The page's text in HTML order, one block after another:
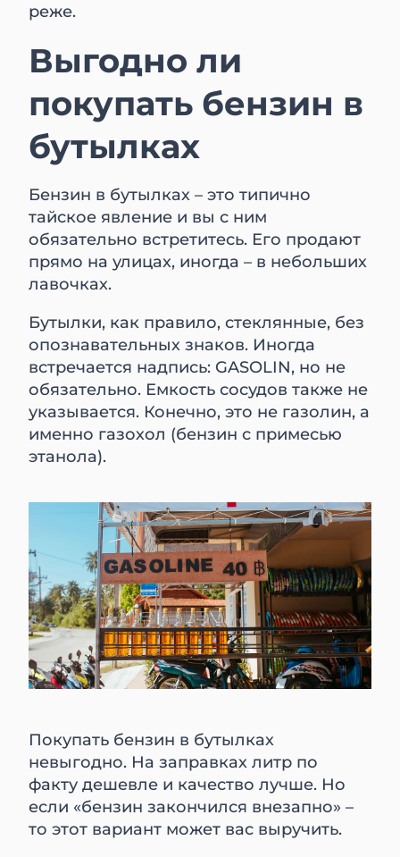
реже.
Выгодно ли
покупать бензин в
бутылках
Бензин в бутылках – это типично
тайское явление и вы с ним
обязательно встретитесь. Его продают
прямо на улицах, иногда – в небольших
лавочках.
Бутылки, как правило, стеклянные, без
опознавательных знаков. Иногда
встречается надпись: GASOLIN, но не
обязательно. Емкость сосудов также не
указывается. Конечно, это не газолин, а
именно газохол (бензин с примесью
этанола).
Покупать бензин в бутылках
невыгодно. На заправках литр по
факту дешевле и качество лучше. Но
если «бензин закончился внезапно» –
то этот вариант может вас выручить.